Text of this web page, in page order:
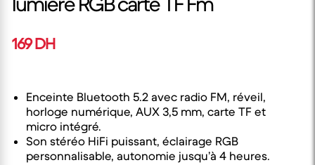
169 DH
Enceinte Bluetooth 5.2 avec radio FM, réveil,
horloge numérique, AUX 3,5 mm, carte TF et
micro intégré.
Son stéréo HiFi puissant, éclairage RGB
personnalisable, autonomie jusqu’à 4 heures.